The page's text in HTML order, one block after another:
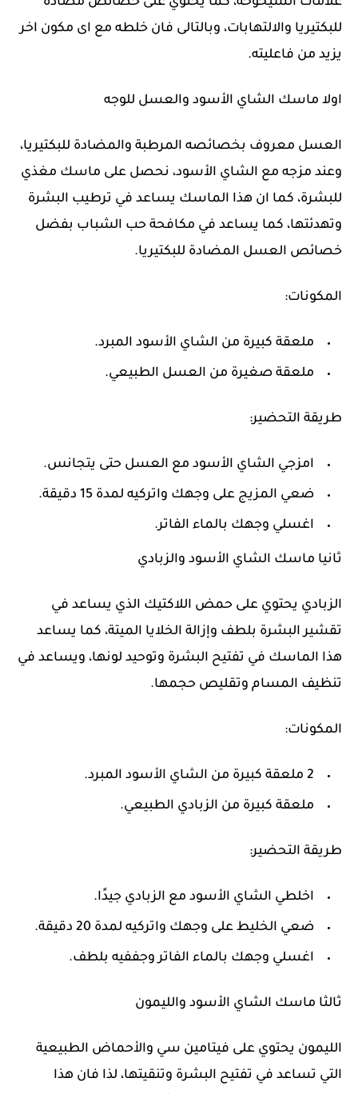
للبكتيريا والالتهابات، وبالتالى فان خلطه مع اى مكون اخر
يزيد من فاعليته.
اولا ماسك الشاي الأسود والعسل للوجه
العسل معروف بخصائصه المرطبة والمضادة للبكتيريا،
وعند مزجه مع الشاي الأسود، نحصل على ماسك مغذي
للبشرة، كما ان هذا الماسك يساعد في ترطيب البشرة
وتهدئتها، كما يساعد في مكافحة حب الشباب بفضل
خصائص العسل المضادة للبكتيريا.
المكونات:
ملعقة كبيرة من الشاي الأسود المبرد.
ملعقة صغيرة من العسل الطبيعي.
طريقة التحضير:
امزجي الشاي الأسود مع العسل حتى يتجانس.
ضعي المزيج على وجهك واتركيه لمدة 15 دقيقة.
اغسلي وجهك بالماء الفاتر.
ثانيا ماسك الشاي الأسود والزبادي
الزبادي يحتوي على حمض اللاكتيك الذي يساعد في
تقشير البشرة بلطف وإزالة الخلايا الميتة، كما يساعد
هذا الماسك في تفتيح البشرة وتوحيد لونها، ويساعد في
تنظيف المسام وتقليص حجمها.
المكونات:
2 ملعقة كبيرة من الشاي الأسود المبرد.
ملعقة كبيرة من الزبادي الطبيعي.
طريقة التحضير:
اخلطي الشاي الأسود مع الزبادي جيدًا.
ضعي الخليط على وجهك واتركيه لمدة 20 دقيقة.
اغسلي وجهك بالماء الفاتر وجففيه بلطف.
ثالثا ماسك الشاي الأسود والليمون
الليمون يحتوي على فيتامين سي والأحماض الطبيعية
التي تساعد في تفتيح البشرة وتنقيتها، لذا فان هذا